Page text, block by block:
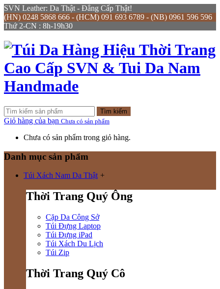
SVN Leather: Da Thật - Đẳng Cấp Thật!
(HN) 0248 5868 666 - (HCM) 091 693 6789 - (NB) 0961 596 596
Thứ 2-CN : 8h-19h30
Tìm kiếm
Giỏ hàng của bạn Chưa có sản phẩm
Chưa có sản phẩm trong giỏ hàng.
Danh mục sản phẩm
Túi Xách Nam Da Thật +
Thời Trang Quý Ông
Cặp Da Công Sở
Túi Đựng Laptop
Túi Đựng iPad
Túi Xách Du Lịch
Túi Zip
Thời Trang Quý Cô